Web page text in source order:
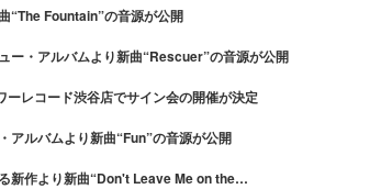
“The Fountain”の音源が公開
ー・アルバムより新曲“Rescuer”の音源が公開
レコード渋谷店でサイン会の開催が決定
アルバムより新曲“Fun”の音源が公開
新作より新曲“Don't Leave Me on the…